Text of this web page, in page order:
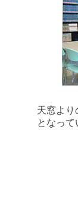
天窓より
となって